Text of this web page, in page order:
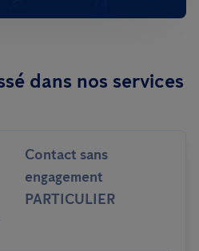
dans nos services
Contact sans
engagement
PARTICULIER